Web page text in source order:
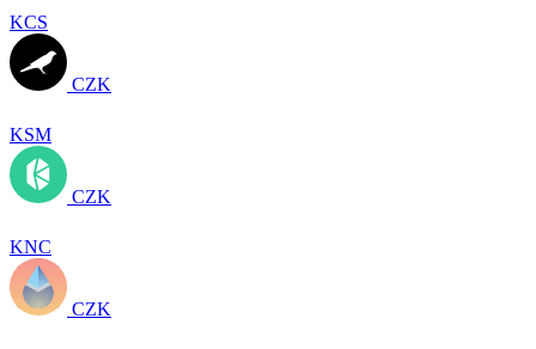
KCS
CZK
KSM
CZK
KNC
CZK